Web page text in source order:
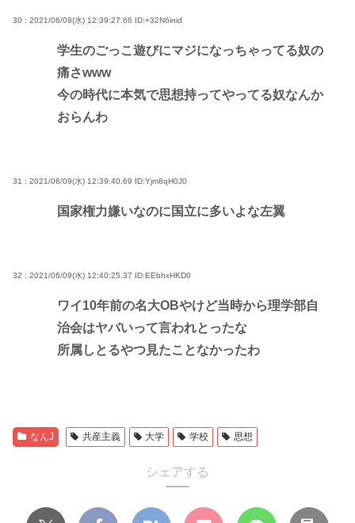
30 : 2021/06/09(水) 12:39:27.66 ID:+32N6inid
学生のごっこ遊びにマジになっちゃってる奴の
痛さwww
今の時代に本気で思想持ってやってる奴なんか
おらんわ
31 : 2021/06/09(水) 12:39:40.69 ID:Yjm8qH0J0
国家権力嫌いなのに国立に多いよな左翼
32 : 2021/06/09(水) 12:40:25.37 ID:EEbhxHKD0
ワイ10年前の名大OBやけど当時から理学部自
治会はヤバいって言われとったな
所属しとるやつ見たことなかったわ
なんJ 共産主義 大学 学校 思想
シェアする